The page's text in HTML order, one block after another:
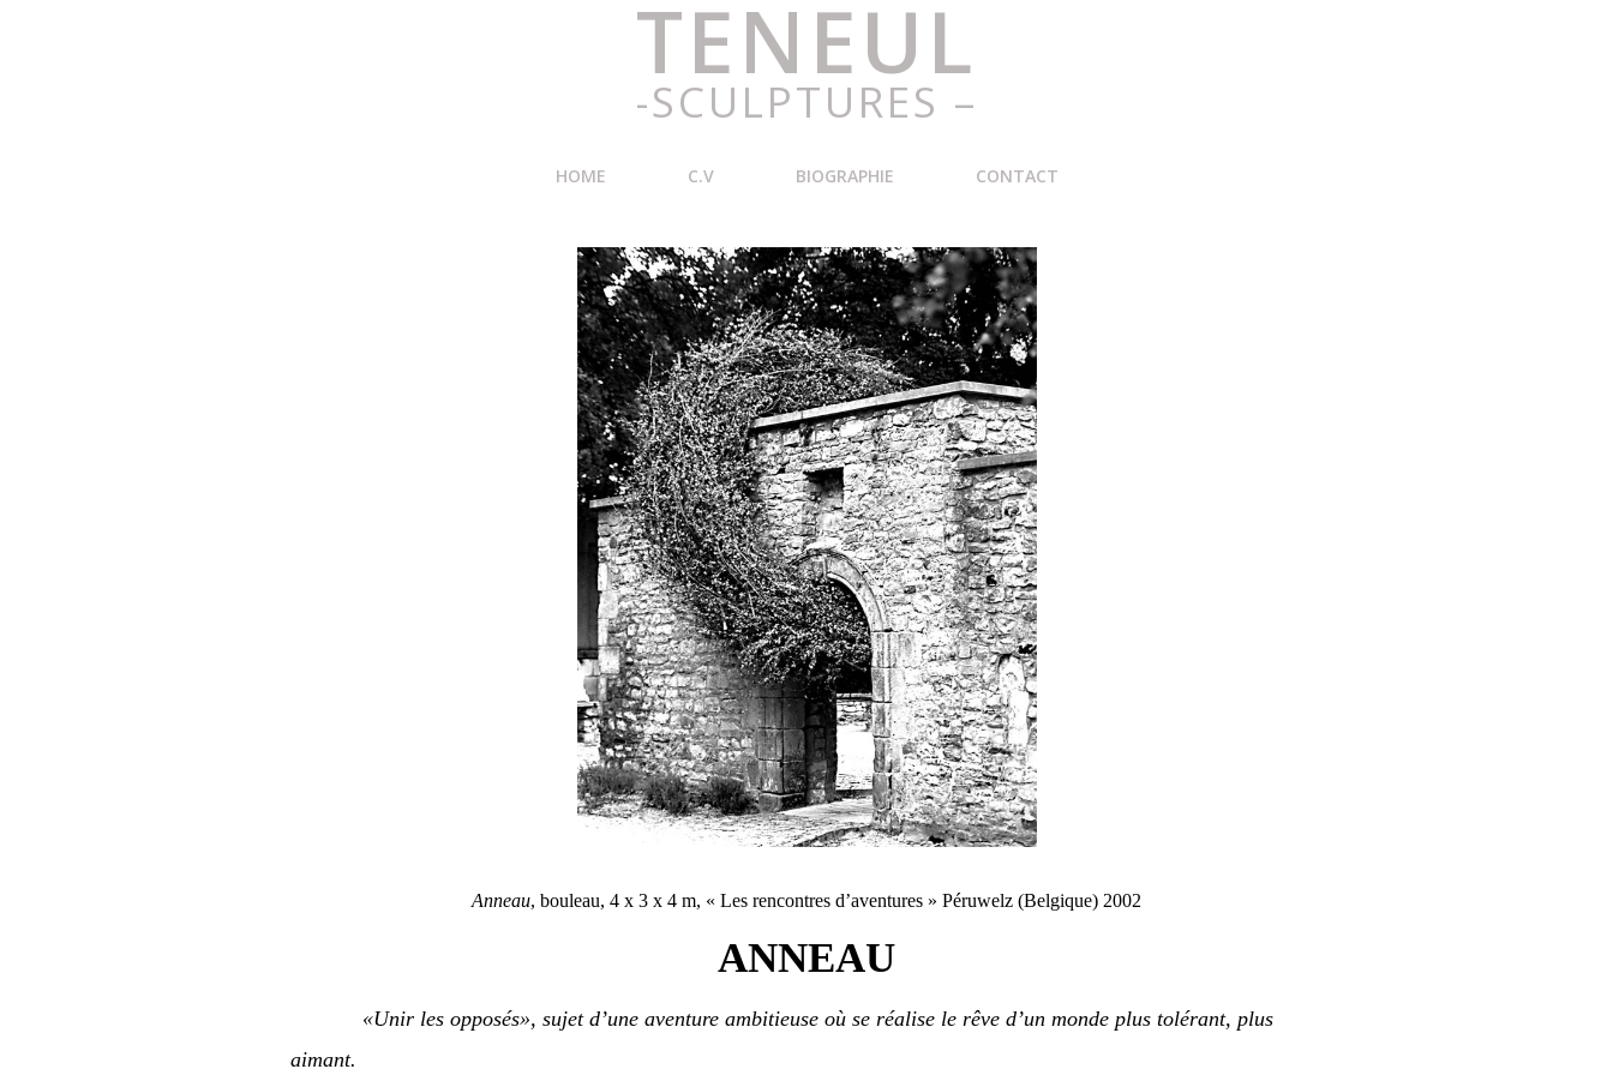
TENEUL
-SCULPTURES –
HOME C.V BIOGRAPHIE CONTACT
Anneau, bouleau, 4 x 3 x 4 m, « Les rencontres d’aventures » Péruwelz (Belgique) 2002
ANNEAU
«Unir les opposés», sujet d’une aventure ambitieuse où se réalise le rêve d’un monde plus tolérant, plus
aimant.